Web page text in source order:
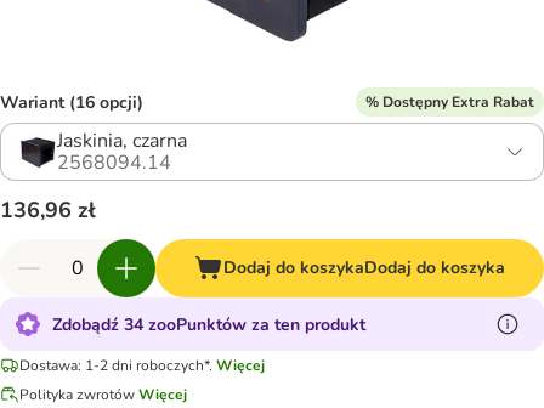
Wariant (16 opcji) % Dostępny Extra Rabat
Jaskinia, czarna
2568094.14
136,96 zł
Dodaj do koszykaDodaj do koszyka
Zdobądź 34 zooPunktów za ten produkt
Dostawa: 1-2 dni roboczych*. Więcej
Polityka zwrotówWięcej